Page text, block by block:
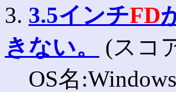
3. 3.5インチFD
きない。
(スコ
OS名